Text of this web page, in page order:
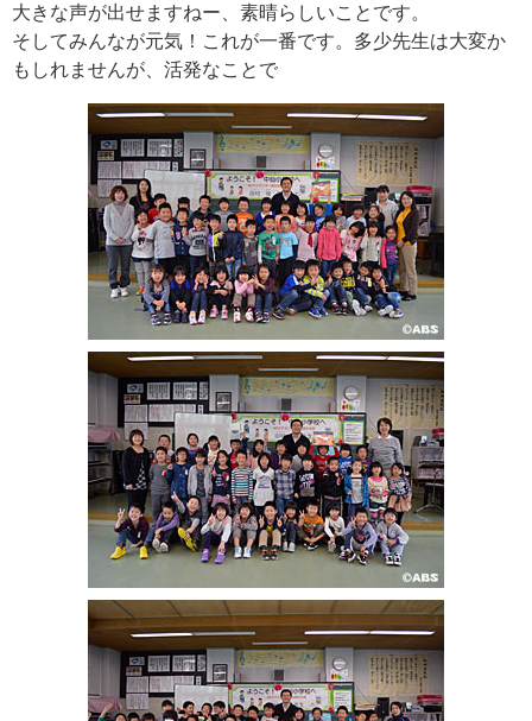
大きな声が出せますねー、素晴らしいことです。
そしてみんなが元気！これが一番です。多少先生は大変か
もしれませんが、活発なことで